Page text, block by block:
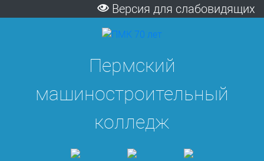
Версия для слабовидящих
Пермский
машиностроительный
колледж